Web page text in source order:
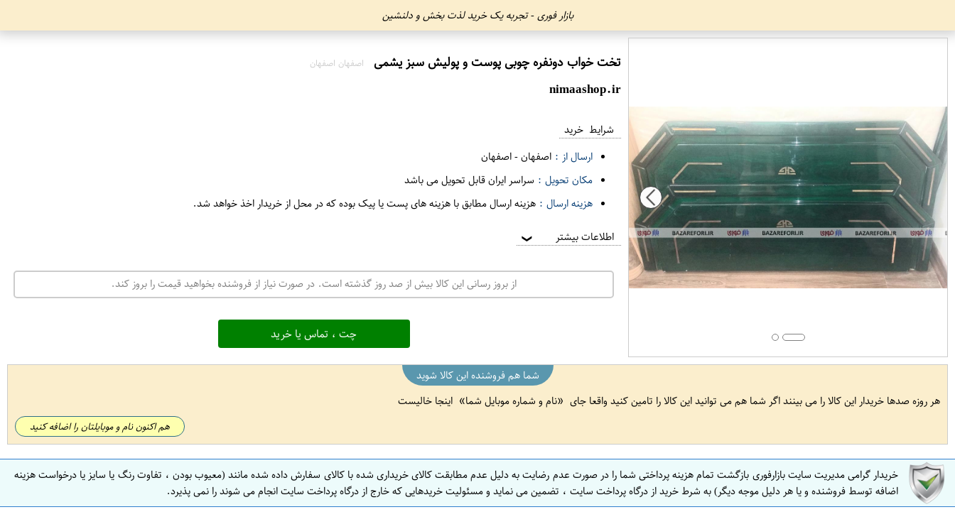
بازار فوری - تجربه یک خرید لذت بخش و دلنشین
تخت خواب دونفره چوبی پوست و پولیش سبز یشمی اصفهان اصفهان
nimaashop.ir
شرایط خرید
ارسال از : اصفهان-اصفهان
مکان تحویل : سراسر ایران قابل تحویل می باشد
هزینه ارسال : هزینه ارسال مطابق با هزینه های پست یا پیک بوده که در محل از خریدار اخذ خواهد شد.
اطلاعات بیشتر ❯
از بروز رسانی این کالا بیش از صد روز گذشته است. در صورت نیاز از فروشنده بخواهید قیمت را بروز کند.
چت ، تماس یا خرید
شما هم فروشنده این کالا شوید
هر روزه صدها خریدار این کالا را می بینند اگر شما هم می توانید این کالا را تامین کنید واقعا جای
نام و شماره موبایل شما اینجا خالیست
هم اکنون نام و موبایلتان را اضافه کنید
خریدار گرامی مدیریت سایت بازارفوری بازگشت تمام هزینه پرداختی شما را در صورت عدم رضایت به دلیل عدم مطابقت کالای خریداری شده با کالای سفارش داده شده مانند (معیوب بودن ، تفاوت رنگ یا سایز یا درخواست هزینه
اضافه توسط فروشنده و یا هر دلیل موجه دیگر) به شرط خرید از درگاه پرداخت سایت ، تضمین می نماید و مسئولیت خریدهایی که خارج از درگاه پرداخت سایت انجام می شوند را نمی پذیرد.